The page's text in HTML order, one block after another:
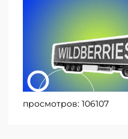
просмотров: 106107